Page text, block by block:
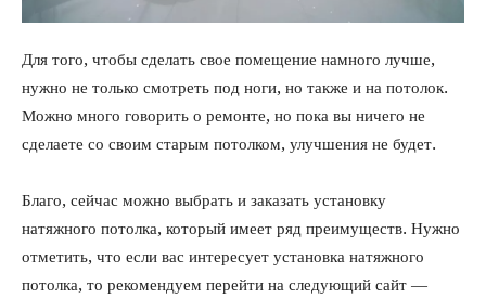
Для того, чтобы сделать свое помещение намного лучше,
нужно не только смотреть под ноги, но также и на потолок.
Можно много говорить о ремонте, но пока вы ничего не
сделаете со своим старым потолком, улучшения не будет.
Благо, сейчас можно выбрать и заказать установку
натяжного потолка, который имеет ряд преимуществ. Нужно
отметить, что если вас интересует установка натяжного
потолка, то рекомендуем перейти на следующий сайт —